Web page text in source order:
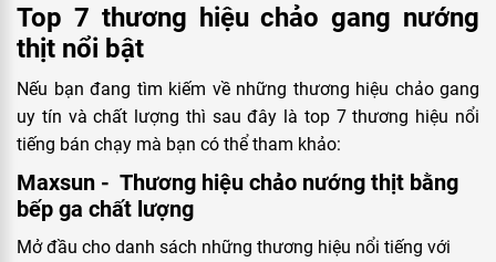
Top 7 thương hiệu chảo gang nướng
thịt nổi bật
Nếu bạn đang tìm kiếm về những thương hiệu chảo gang
uy tín và chất lượng thì sau đây là top 7 thương hiệu nổi
tiếng bán chạy mà bạn có thể tham khảo:
Maxsun - Thương hiệu chảo nướng thịt bằng
bếp ga chất lượng
Mở đầu cho danh sách những thương hiệu nổi tiếng với